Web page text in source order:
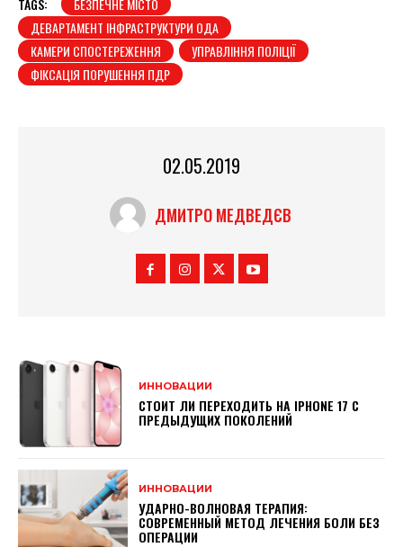
TAGS:
БЕЗПЕЧНЕ МІСТО
ДЕВАРТАМЕНТ ІНФРАСТРУКТУРИ ОДА
КАМЕРИ СПОСТЕРЕЖЕННЯ
УПРАВЛІННЯ ПОЛІЦІЇ
ФІКСАЦІЯ ПОРУШЕННЯ ПДР
02.05.2019
ДМИТРО МЕДВЕДЄВ
ИННОВАЦИИ
СТОИТ ЛИ ПЕРЕХОДИТЬ НА IPHONE 17 С
ПРЕДЫДУЩИХ ПОКОЛЕНИЙ
ИННОВАЦИИ
УДАРНО-ВОЛНОВАЯ ТЕРАПИЯ:
СОВРЕМЕННЫЙ МЕТОД ЛЕЧЕНИЯ БОЛИ БЕЗ
ОПЕРАЦИИ